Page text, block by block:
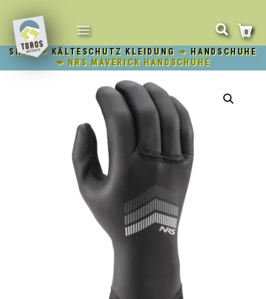
NAVIGATION
UMSCHALTEN
0
SHOP↠ KÄLTESCHUTZ KLEIDUNG ↠
HANDSCHUHE
↠ NRS MAVERICK HANDSCHUHE